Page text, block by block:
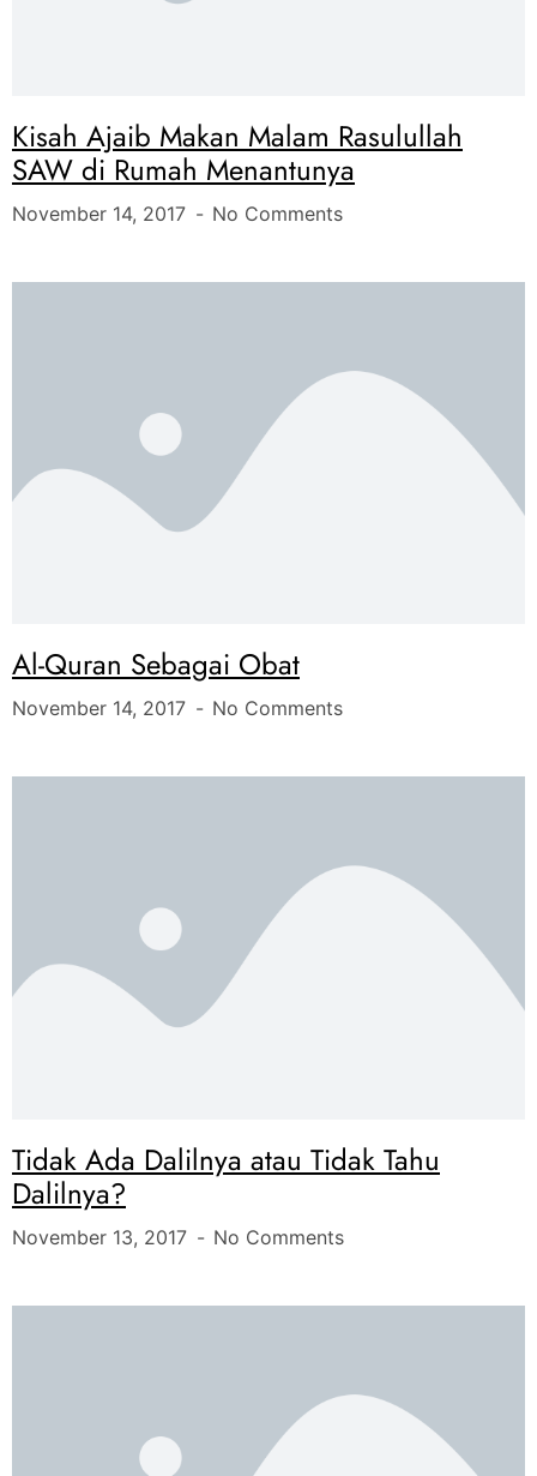
Kisah Ajaib Makan Malam Rasulullah
SAW di Rumah Menantunya
November 14, 2017 No Comments
Al-Quran Sebagai Obat
November 14, 2017 No Comments
Tidak Ada Dalilnya atau Tidak Tahu
Dalilnya?
November 13, 2017 No Comments